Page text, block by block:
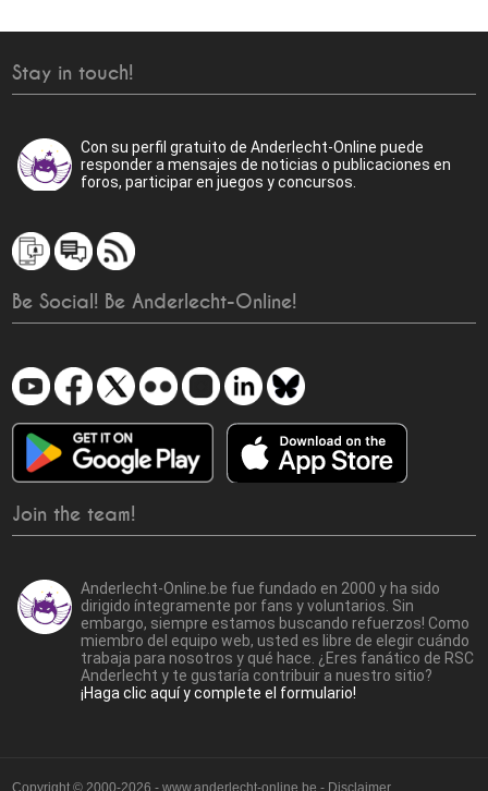
Stay in touch!
Con su perfil gratuito de Anderlecht-Online puede
responder a mensajes de noticias o publicaciones en
foros, participar en juegos y concursos.
Be Social! Be Anderlecht-Online!
Join the team!
Anderlecht-Online.be fue fundado en 2000 y ha sido
dirigido íntegramente por fans y voluntarios. Sin
embargo, siempre estamos buscando refuerzos! Como
miembro del equipo web, usted es libre de elegir cuándo
trabaja para nosotros y qué hace. ¿Eres fanático de RSC
Anderlecht y te gustaría contribuir a nuestro sitio?
¡Haga clic aquí y complete el formulario!